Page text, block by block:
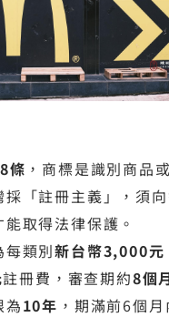
條 ，商標是識別商品
採「註冊主義」，須
取得法律保護。
每類別新台幣3,000元
註冊費，審查期約8個
為10年 ，期滿前6個